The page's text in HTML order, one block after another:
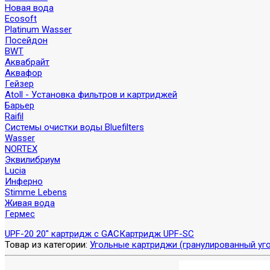
Новая вода
Ecosoft
Platinum Wasser
Посейдон
BWT
Аквабрайт
Аквафор
Гейзер
Atoll - Установка фильтров и картриджей
Барьер
Raifil
Системы очистки воды Bluefilters
Wasser
NORTEX
Эквилибриум
Lucia
Инферно
Stimme Lebens
Живая вода
Гермес
UPF-20 20" картридж с GACКартридж UPF-SC
Товар из категории: Угольные картриджи (гранулированный